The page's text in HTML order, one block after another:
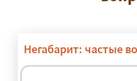
Негабарит: частые